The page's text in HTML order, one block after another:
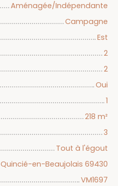
Aménagée/Indépendante
Campagne
Est
2
2
Oui
1
218 m²
3
Tout à l'égout
Quincié-en-Beaujolais 69430
VM1697